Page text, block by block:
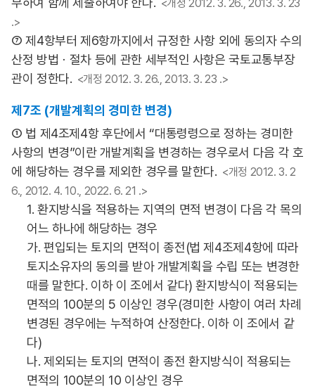
<개정 2012. 3. 26., 2013. 3. 23
.>
⑦ 제4항부터 제6항까지에서 규정한 사항 외에 동의자 수의
산정 방법ㆍ절차 등에 관한 세부적인 사항은 국토교통부장
관이 정한다. <개정 2012. 3. 26., 2013. 3. 23 .>
제7조 (개발계획의 경미한 변경)
① 법 제4조제4항 후단에서 “대통령령으로 정하는 경미한
사항의 변경”이란 개발계획을 변경하는 경우로서 다음 각 호
에 해당하는 경우를 제외한 경우를 말한다. <개정 2012. 3. 2
6., 2012. 4. 10., 2022. 6. 21 .>
1. 환지방식을 적용하는 지역의 면적 변경이 다음 각 목의
어느 하나에 해당하는 경우
가. 편입되는 토지의 면적이 종전(법 제4조제4항에 따라
토지소유자의 동의를 받아 개발계획을 수립 또는 변경한
때를 말한다. 이하 이 조에서 같다) 환지방식이 적용되는
면적의 100분의 5 이상인 경우(경미한 사항이 여러 차례
변경된 경우에는 누적하여 산정한다. 이하 이 조에서 같
다)
나. 제외되는 토지의 면적이 종전 환지방식이 적용되는
면적의 100분의 10 이상인 경우